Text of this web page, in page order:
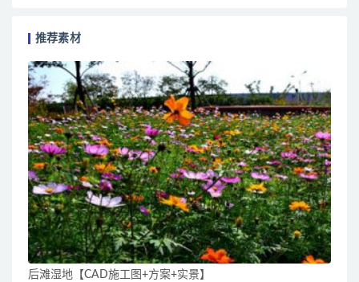
推荐素材
后滩湿地【CAD施工图+方案+实景】